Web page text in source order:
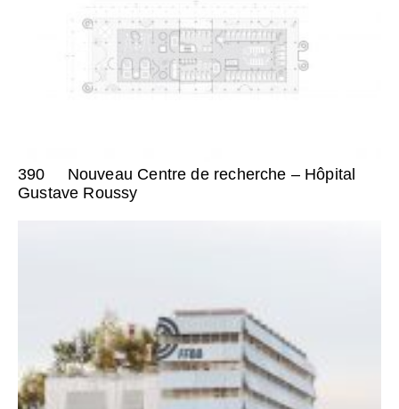
390
Nouveau Centre de recherche – Hôpital
Gustave Roussy